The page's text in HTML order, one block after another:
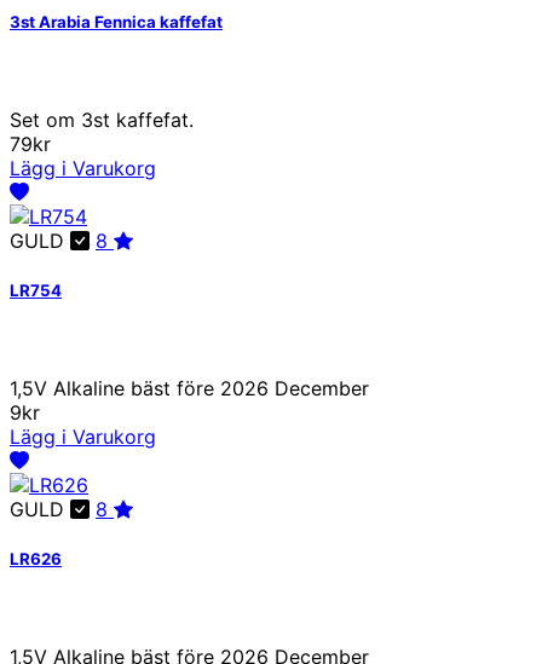
3st Arabia Fennica kaffefat
Set om 3st kaffefat.
79kr
Lägg i Varukorg
GULD 8
LR754
1,5V Alkaline bäst före 2026 December
9kr
Lägg i Varukorg
GULD 8
LR626
1,5V Alkaline bäst före 2026 December